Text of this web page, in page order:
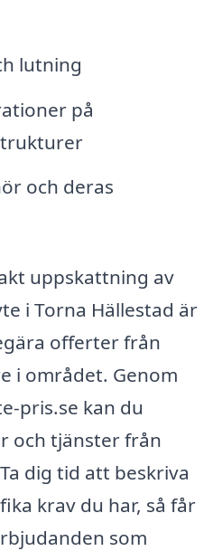
lutning
på
och deras
uppskattning av
i Torna Hällestad är
offerter från
i området. Genom
pris.se kan du
och tjänster från
dig tid att beskriva
krav du har, så får
som